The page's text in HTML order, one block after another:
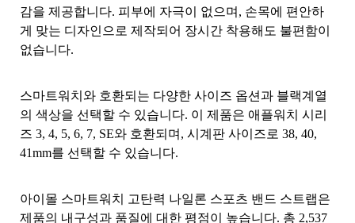
감을 제공합니다. 피부에 자극이 없으며, 손목에 편안하
게 맞는 디자인으로 제작되어 장시간 착용해도 불편함이
없습니다.
스마트워치와 호환되는 다양한 사이즈 옵션과 블랙계열
의 색상을 선택할 수 있습니다. 이 제품은 애플워치 시리
즈 3, 4, 5, 6, 7, SE와 호환되며, 시계판 사이즈로 38, 40,
41mm를 선택할 수 있습니다.
아이몰 스마트워치 고탄력 나일론 스포츠 밴드 스트랩은
제품의 내구성과 품질에 대한 평점이 높습니다. 총 2,537